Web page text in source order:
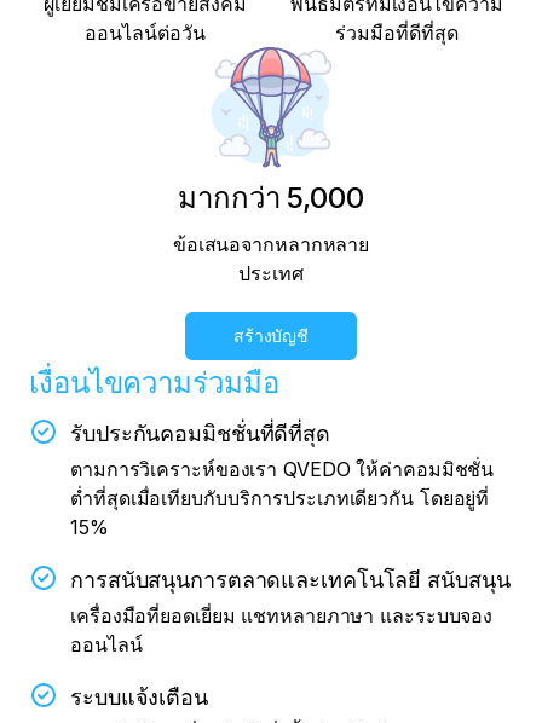
ออนไลน์ต่อวัน
ร่วมมือที่ดีที่สุด
มากกว่า 5,000
ข้อเสนอจากหลากหลาย
ประเทศ
สร้างบัญชี
เงื่อนไขความร่วมมือ
รับประกันคอมมิชชั่นที่ดีที่สุด
ตามการวิเคราะห์ของเรา QVEDO ให้ค่าคอมมิชชั่น
ต่ำที่สุดเมื่อเทียบกับบริการประเภทเดียวกัน โดยอยู่ที่
15%
การสนับสนุนการตลาดและเทคโนโลยี สนับสนุน
เครื่องมือที่ยอดเยี่ยม แชทหลายภาษา และระบบจอง
ออนไลน์
ระบบแจ้งเตือน